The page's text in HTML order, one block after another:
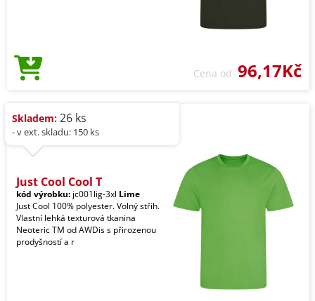
Cena od 96,17Kč
Skladem: 26 ks
- v ext. skladu: 150 ks
Just Cool Cool T
kód výrobku: jc001lig-3xl Lime
Just Cool 100% polyester. Volný střih.
Vlastní lehká texturová tkanina
Neoteric TM od AWDis s přirozenou
prodyšností a r